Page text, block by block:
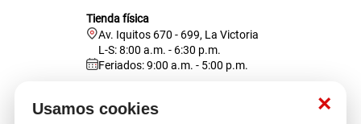
×
Usamos cookies
Tienda física
Av. Iquitos 670 - 699, La Victoria
L-S: 8:00 a.m. - 6:30 p.m.
Feriados: 9:00 a.m. - 5:00 p.m.